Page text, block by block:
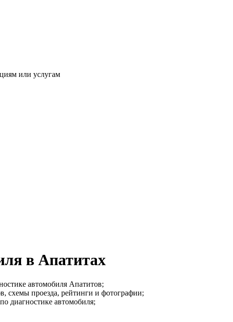
или услугам
в Апатитах
автомобиля Апатитов;
схемы проезда, рейтинги и фотографии;
диагностике автомобиля;